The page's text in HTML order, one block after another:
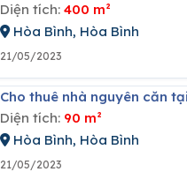
Diện tích: 400 m²
Hòa Bình, Hòa Bình
21/05/2023
Cho thuê nhà nguyên căn
Diện tích: 90 m²
Hòa Bình, Hòa Bình
21/05/2023